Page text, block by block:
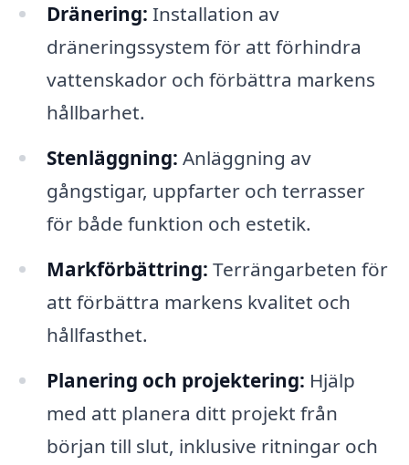
Dränering: Installation av
dräneringssystem för att förhindra
vattenskador och förbättra markens
hållbarhet.
Stenläggning: Anläggning av
gångstigar, uppfarter och terrasser
för både funktion och estetik.
Markförbättring: Terrängarbeten för
att förbättra markens kvalitet och
hållfasthet.
Planering och projektering: Hjälp
med att planera ditt projekt från
början till slut, inklusive ritningar och